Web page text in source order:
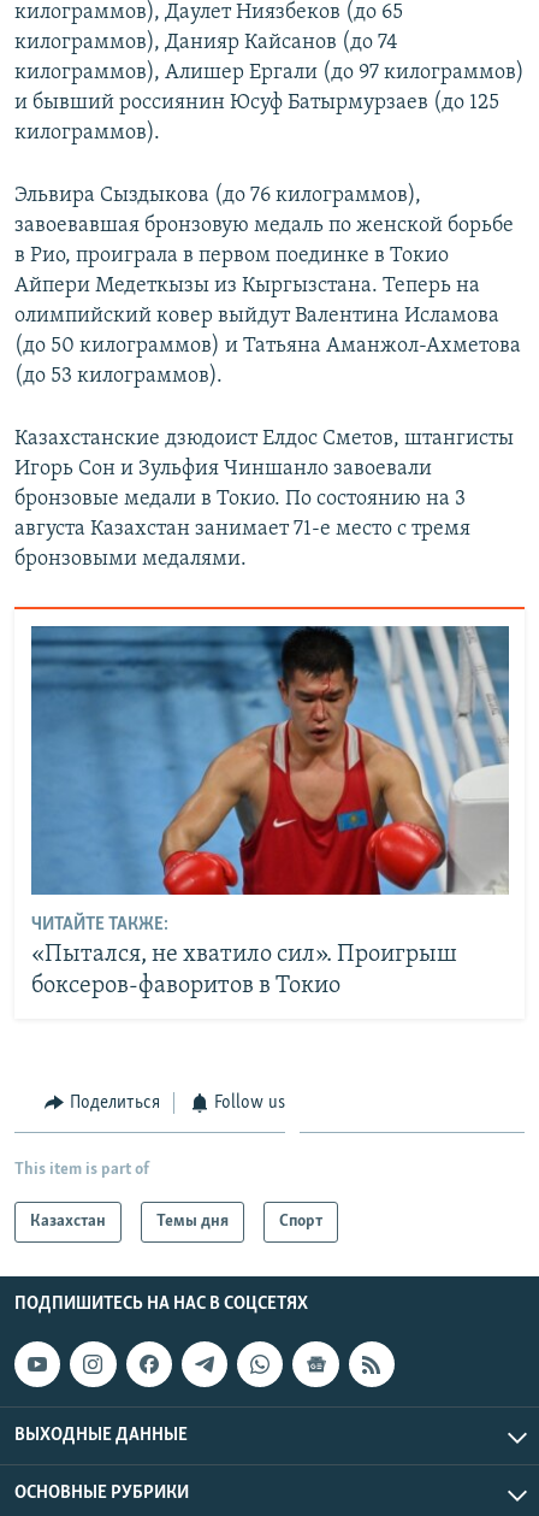
килограммов), Даулет Ниязбеков (до 65
килограммов), Данияр Кайсанов (до 74
килограммов), Алишер Ергали (до 97 килограммов)
и бывший россиянин Юсуф Батырмурзаев (до 125
килограммов).
Эльвира Сыздыкова (до 76 килограммов),
завоевавшая бронзовую медаль по женской борьбе
в Рио, проиграла в первом поединке в Токио
Айпери Медеткызы из Кыргызстана. Теперь на
олимпийский ковер выйдут Валентина Исламова
(до 50 килограммов) и Татьяна Аманжол-Ахметова
(до 53 килограммов).
Казахстанские дзюдоист Елдос Сметов, штангисты
Игорь Сон и Зульфия Чиншанло завоевали
бронзовые медали в Токио. По состоянию на 3
августа Казахстан занимает 71-е место с тремя
бронзовыми медалями.
ЧИТАЙТЕ ТАКЖЕ:
«Пытался, не хватило сил». Проигрыш
боксеров-фаворитов в Токио
Поделиться Follow us
This item is part of
Казахстан Темы дня Спорт
ПОДПИШИТЕСЬ НА НАС В СОЦСЕТЯХ
ВЫХОДНЫЕ ДАННЫЕ
ОСНОВНЫЕ РУБРИКИ